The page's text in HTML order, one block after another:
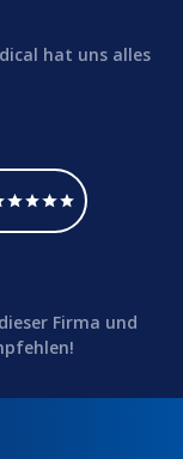
hat uns alles
Firma und